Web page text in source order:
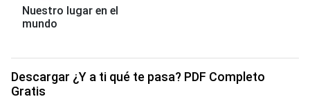
Nuestro lugar en el
mundo
Descargar ¿Y a ti qué te pasa? PDF Completo
Gratis